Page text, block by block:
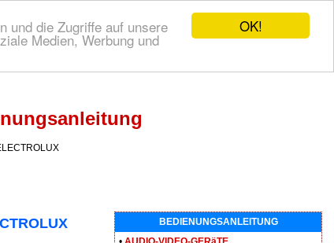
OK!
und die Zugriffe auf unsere
Medien, Werbung und
BEDIENUNGSANLEITUNG